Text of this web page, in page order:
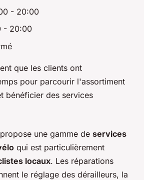
- 20:00
- 20:00
que les clients ont
pour parcourir l'assortiment
bénéficier des services
une gamme de services
qui est particulièrement
locaux. Les réparations
le réglage des dérailleurs, la